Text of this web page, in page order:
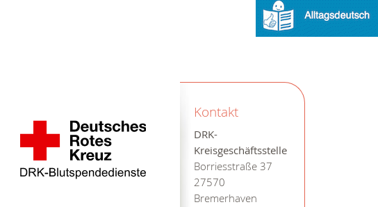
Kontakt
DRK-
Kreisgeschäftsstelle
Borriesstraße 37
27570
Bremerhaven